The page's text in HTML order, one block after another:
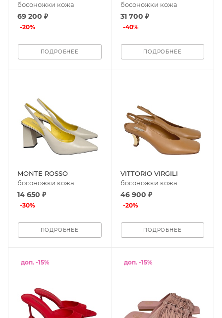
босоножки кожа
69 200 ₽
-20%
ПОДРОБНЕЕ
босоножки кожа
31 700 ₽
-40%
ПОДРОБНЕЕ
MONTE ROSSO
босоножки кожа
14 650 ₽
-30%
ПОДРОБНЕЕ
VITTORIO VIRGILI
босоножки кожа
46 900 ₽
-20%
ПОДРОБНЕЕ
доп. -15% доп. -15%